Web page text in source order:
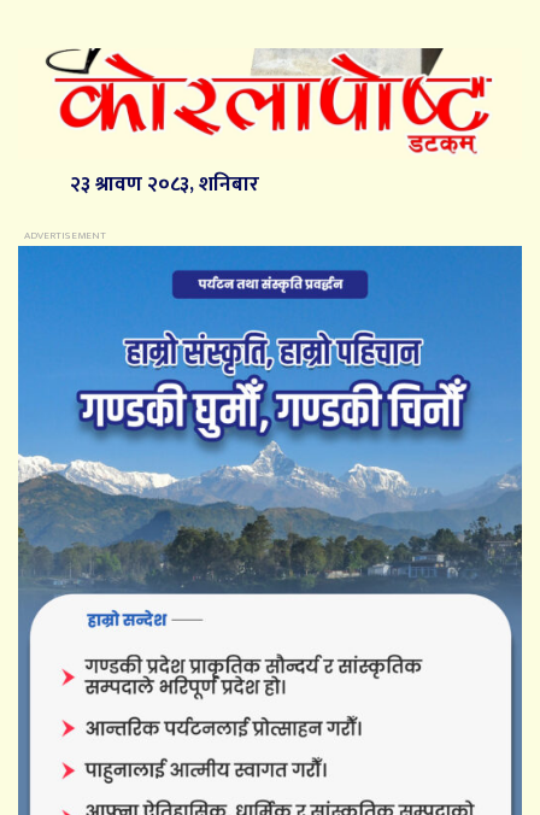
२३ श्रावण २०८३, शनिबार